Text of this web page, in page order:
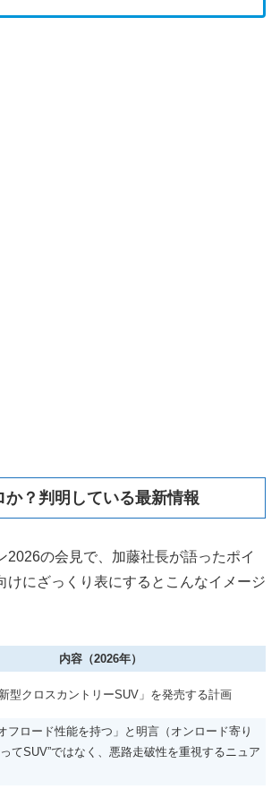
か？判明している最新情報
2026の会見で、加藤社長が語ったポイ
けにざっくり表にするとこんなイメージ
内容（2026年）
型クロスカントリーSUV」を発売する計画
フロード性能を持つ」と明言（オンロード寄り
てSUV”ではなく、悪路走破性を重視するニュア